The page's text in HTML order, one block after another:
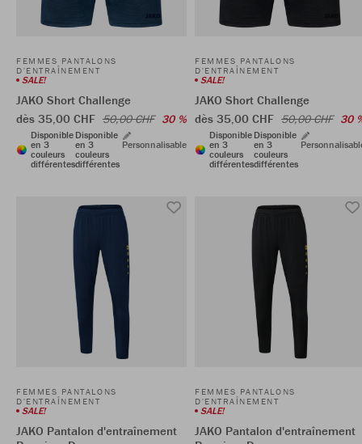
FEMMES PANTALONS
D'ENTRAÎNEMENT
SALE!
JAKO Short Challenge
dès 35,00 CHF 50,00 CHF 30 %
Disponible
en 3
couleurs
différentes
Disponible
en 3
couleurs
différentes
Personnalisable
FEMMES PANTALONS
D'ENTRAÎNEMENT
SALE!
JAKO Short Challenge
dès 35,00 CHF 50,00 CHF 30
Disponible
en 3
couleurs
différentes
Disponible
en 3
couleurs
différentes
FEMMES PANTALONS
D'ENTRAÎNEMENT
SALE!
JAKO Pantalon d'entraînement
FEMMES PANTALONS
D'ENTRAÎNEMENT
SALE!
JAKO Pantalon d'entraînement